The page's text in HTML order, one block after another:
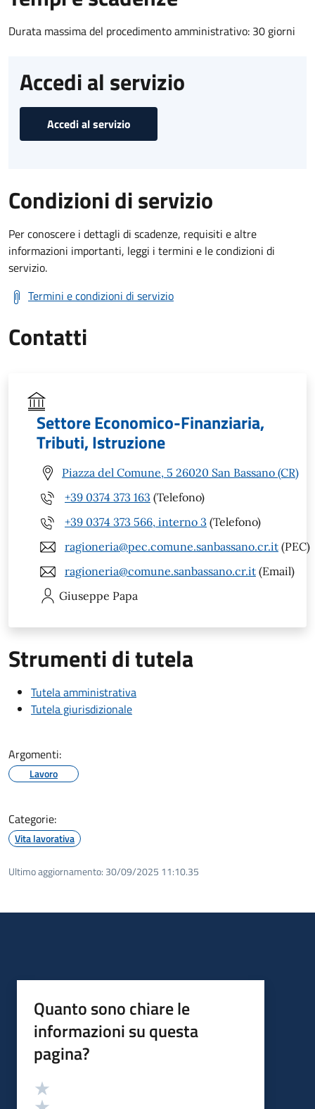
Durata massima del procedimento amministrativo: 30 giorni
Accedi al servizio
Accedi al servizio
Condizioni di servizio
Per conoscere i dettagli di scadenze, requisiti e altre
informazioni importanti, leggi i termini e le condizioni di
servizio.
Termini e condizioni di servizio
Contatti
Settore Economico-Finanziaria,
Tributi, Istruzione
Piazza del Comune, 5 26020 San Bassano (CR)
+39 0374 373 163 (Telefono)
+39 0374 373 566, interno 3 (Telefono)
ragioneria@pec.comune.sanbassano.cr.it (PEC)
ragioneria@comune.sanbassano.cr.it (Email)
Giuseppe Papa
Strumenti di tutela
Tutela amministrativa
Tutela giurisdizionale
Argomenti:
Lavoro
Categorie:
Vita lavorativa
Ultimo aggiornamento: 30/09/2025 11:10.35
Quanto sono chiare le
informazioni su questa
pagina?
Valutazione